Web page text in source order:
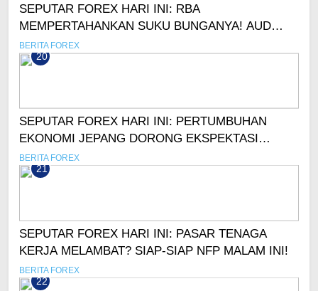
SEPUTAR FOREX HARI INI: RBA
MEMPERTAHANKAN SUKU BUNGANYA! AUD
MASIH LEMAH
BERITA FOREX
20
SEPUTAR FOREX HARI INI: PERTUMBUHAN
EKONOMI JEPANG DORONG EKSPEKTASI
KENAIKAN SUKU BUNGA
BERITA FOREX
21
SEPUTAR FOREX HARI INI: PASAR TENAGA
KERJA MELAMBAT? SIAP-SIAP NFP MALAM INI!
BERITA FOREX
22